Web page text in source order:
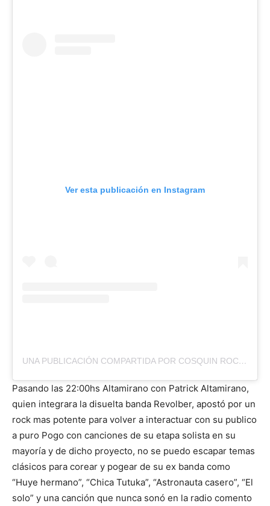
Ver esta publicación en Instagram
UNA PUBLICACIÓN COMPARTIDA POR COSQUIN ROCK PARAGUAY (@COSQUINROCKPY)
Pasando las 22:00hs Altamirano con Patrick Altamirano,
quien integrara la disuelta banda Revolber, apostó por un
rock mas potente para volver a interactuar con su publico
a puro Pogo con canciones de su etapa solista en su
mayoría y de dicho proyecto, no se puedo escapar temas
clásicos para corear y pogear de su ex banda como
“Huye hermano”, “Chica Tutuka”, “Astronauta casero”, “El
solo” y una canción que nunca sonó en la radio comento